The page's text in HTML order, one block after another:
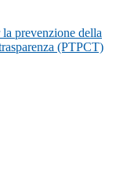
prevenzione della
(PTPCT)